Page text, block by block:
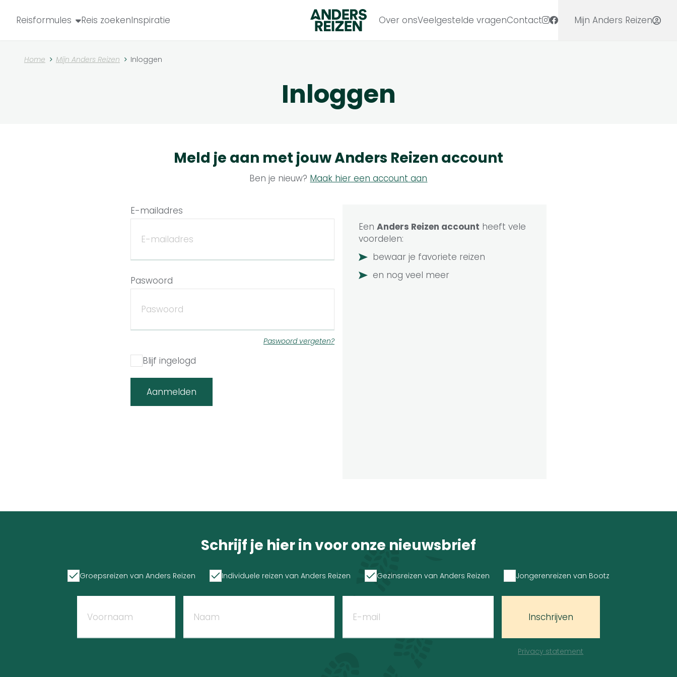
Reisformules Reis zoekenInspiratie Anders Reizen Over onsVeelgestelde vragenContact Mijn Anders Reizen
Home Mijn Anders Reizen Inloggen
Inloggen
Meld je aan met jouwAnders Reizen account
Ben je nieuw? Maak hier een account aan
E-mailadres
Paswoord
Paswoord vergeten?
Blijf ingelogd
Aanmelden
Een Anders Reizen account heeft vele
voordelen:
bewaar je favoriete reizen
en nog veel meer
Schrijf je hier in voor onze nieuwsbrief
Groepsreizen van Anders Reizen Individuele reizen van Anders Reizen Gezinsreizen van Anders Reizen Jongerenreizen van Bootz
Inschrijven
Privacy statement